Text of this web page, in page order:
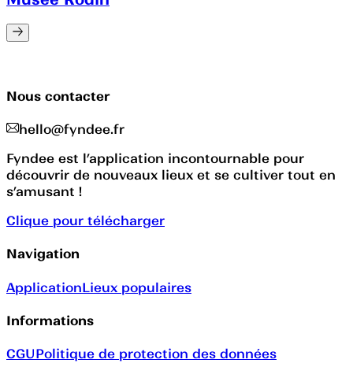
Nous contacter
hello@fyndee.fr
Fyndee est l’application incontournable pour
découvrir de nouveaux lieux et se cultiver tout en
s’amusant !
Clique pour télécharger
Navigation
ApplicationLieux populaires
Informations
CGUPolitique de protection des données